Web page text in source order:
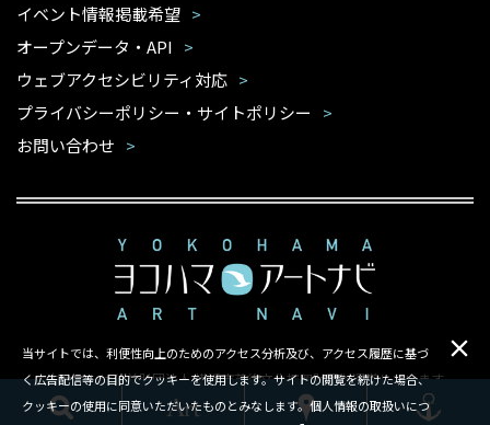
当サイトでは、利便性向上のためのアクセス分析及び、アクセス履歴に基づ
く広告配信等の目的でクッキーを使用します。サイトの閲覧を続けた場合、
クッキーの使用に同意いただいたものとみなします。個人情報の取扱いにつ
イベント情報掲載希望
オープンデータ・API
ウェブアクセシビリティ対応
プライバシーポリシー・サイトポリシー
お問い合わせ
本サイトは公益財団法人 横浜市芸術文化振興財団が運営しています
Copyright ©Yokohama Arts Foundation.All rights reserved.